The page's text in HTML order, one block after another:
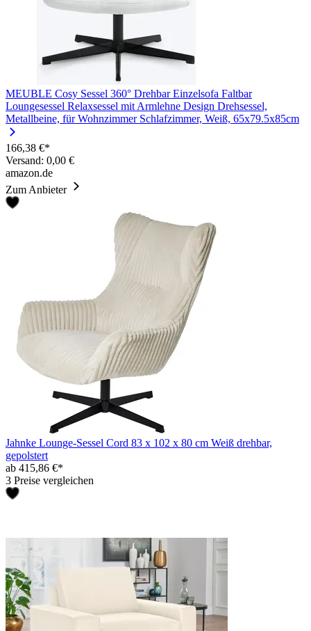
MEUBLE Cosy Sessel 360° Drehbar Einzelsofa Faltbar
Loungesessel Relaxsessel mit Armlehne Design Drehsessel,
Metallbeine, für Wohnzimmer Schlafzimmer, Weiß, 65x79.5x85cm
166,38 €*
Versand: 0,00 €
amazon.de
Zum Anbieter
Jahnke Lounge-Sessel Cord 83 x 102 x 80 cm Weiß drehbar,
gepolstert
ab 415,86 €*
3 Preise vergleichen